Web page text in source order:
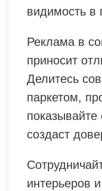
видимость в
Реклама в
приносит
Делитесь
паркетом,
создаст
интерьеров